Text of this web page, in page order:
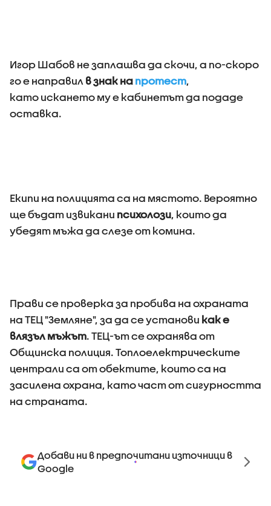
Игор Шабов не заплашва да скочи, а по-скоро
го е направил в знак на протест,
като искането му е кабинетът да подаде
оставка.
Екипи на полицията са на мястото. Вероятно
ще бъдат извикани психолози, които да
убедят мъжа да слезе от комина.
Прави се проверка за пробива на охраната
на ТЕЦ "Земляне", за да се установи как е
влязъл мъжът. ТЕЦ-ът се охранява от
Общинска полиция. Топлоелектрическите
централи са от обектите, които са на
засилена охрана, като част от сигурността
на страната.
Добави ни в предпочитани източници в
Google